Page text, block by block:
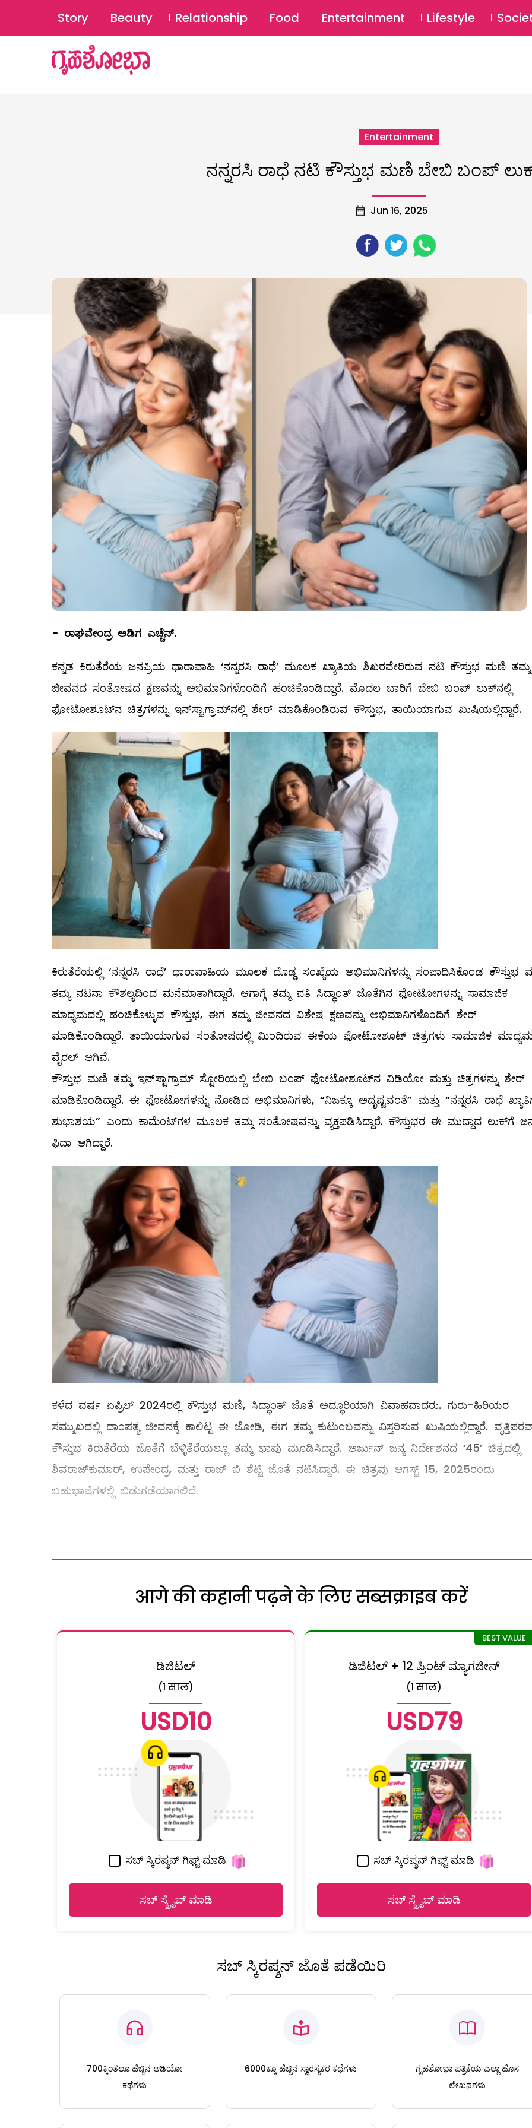
Story Beauty Relationship Food Entertainment Lifestyle
Entertainment
ನನ್ನರಸಿ ರಾಧೆ ನಟಿ ಕೌಸ್ತುಭ ಮಣಿ ಬೇಬಿ ಬಂಪ್
Jun 16, 2025
- ರಾಘವೇಂದ್ರ ಅಡಿಗ ಎಚ್ಚೆನ್.
ಕನ್ನಡ ಕಿರುತೆರೆಯ ಜನಪ್ರಿಯ ಧಾರಾವಾಹಿ ‘ನನ್ನರಸಿ ರಾಧೆ’ ಮೂಲಕ ಖ್ಯಾತಿಯ ಶಿಖರವೇರಿರುವ ನಟಿ ಕೌಸ್ತುಭ ಮಣಿ ತಮ್ಮ
ಜೀವನದ ಸಂತೋಷದ ಕ್ಷಣವನ್ನು ಅಭಿಮಾನಿಗಳೊಂದಿಗೆ ಹಂಚಿಕೊಂಡಿದ್ದಾರೆ. ಮೊದಲ ಬಾರಿಗೆ ಬೇಬಿ ಬಂಪ್ ಲುಕ್‌ನಲ್ಲಿ
ಫೋಟೋಶೂಟ್‌ನ ಚಿತ್ರಗಳನ್ನು ಇನ್‌ಸ್ಟಾಗ್ರಾಮ್‌ನಲ್ಲಿ ಶೇರ್ ಮಾಡಿಕೊಂಡಿರುವ ಕೌಸ್ತುಭ, ತಾಯಿಯಾಗುವ ಖುಷಿಯಲ್ಲಿದ್ದಾರೆ.
ಕಿರುತೆರೆಯಲ್ಲಿ ‘ನನ್ನರಸಿ ರಾಧೆ’ ಧಾರಾವಾಹಿಯ ಮೂಲಕ ದೊಡ್ಡ ಸಂಖ್ಯೆಯ ಅಭಿಮಾನಿಗಳನ್ನು ಸಂಪಾದಿಸಿಕೊಂಡ ಕೌಸ್ತುಭ
ತಮ್ಮ ನಟನಾ ಕೌಶಲ್ಯದಿಂದ ಮನೆಮಾತಾಗಿದ್ದಾರೆ. ಆಗಾಗ್ಗೆ ತಮ್ಮ ಪತಿ ಸಿದ್ಧಾಂತ್ ಜೊತೆಗಿನ ಫೋಟೋಗಳನ್ನು ಸಾಮಾಜಿಕ
ಮಾಧ್ಯಮದಲ್ಲಿ ಹಂಚಿಕೊಳ್ಳುವ ಕೌಸ್ತುಭ, ಈಗ ತಮ್ಮ ಜೀವನದ ವಿಶೇಷ ಕ್ಷಣವನ್ನು ಅಭಿಮಾನಿಗಳೊಂದಿಗೆ ಶೇರ್
ಮಾಡಿಕೊಂಡಿದ್ದಾರೆ. ತಾಯಿಯಾಗುವ ಸಂತೋಷದಲ್ಲಿ ಮಿಂದಿರುವ ಈಕೆಯ ಫೋಟೋಶೂಟ್ ಚಿತ್ರಗಳು ಸಾಮಾಜಿಕ
ವೈರಲ್ ಆಗಿವೆ.
ಕೌಸ್ತುಭ ಮಣಿ ತಮ್ಮ ಇನ್‌ಸ್ಟಾಗ್ರಾಮ್ ಸ್ಟೋರಿಯಲ್ಲಿ ಬೇಬಿ ಬಂಪ್ ಫೋಟೋಶೂಟ್‌ನ ವಿಡಿಯೋ ಮತ್ತು ಚಿತ್ರಗಳನ್ನು ಶೇರ್
ಮಾಡಿಕೊಂಡಿದ್ದಾರೆ. ಈ ಫೋಟೋಗಳನ್ನು ನೋಡಿದ ಅಭಿಮಾನಿಗಳು, “ನಿಜಕ್ಕೂ ಅದೃಷ್ಟವಂತೆ” ಮತ್ತು “ನನ್ನರಸಿ ರಾಧೆ
ಶುಭಾಶಯ” ಎಂದು ಕಾಮೆಂಟ್‌ಗಳ ಮೂಲಕ ತಮ್ಮ ಸಂತೋಷವನ್ನು ವ್ಯಕ್ತಪಡಿಸಿದ್ದಾರೆ. ಕೌಸ್ತುಭರ ಈ ಮುದ್ದಾದ ಲುಕ್‌ಗೆ
ಫಿದಾ ಆಗಿದ್ದಾರೆ.
ಕಳೆದ ವರ್ಷ ಏಪ್ರಿಲ್ 2024ರಲ್ಲಿ ಕೌಸ್ತುಭ ಮಣಿ, ಸಿದ್ಧಾಂತ್ ಜೊತೆ ಅದ್ಧೂರಿಯಾಗಿ ವಿವಾಹವಾದರು. ಗುರು-ಹಿರಿಯರ
ಸಮ್ಮುಖದಲ್ಲಿ ದಾಂಪತ್ಯ ಜೀವನಕ್ಕೆ ಕಾಲಿಟ್ಟ ಈ ಜೋಡಿ, ಈಗ ತಮ್ಮ ಕುಟುಂಬವನ್ನು ವಿಸ್ತರಿಸುವ ಖುಷಿಯಲ್ಲಿದ್ದಾರೆ.
ಕೌಸ್ತುಭ ಕಿರುತೆರೆಯ ಜೊತೆಗೆ ಬೆಳ್ಳಿತೆರೆಯಲ್ಲೂ ತಮ್ಮ ಛಾಪು ಮೂಡಿಸಿದ್ದಾರೆ. ಅರ್ಜುನ್ ಜನ್ಯ ನಿರ್ದೇಶನದ ‘45’ ಚಿತ್ರದಲ್ಲಿ
ಶಿವರಾಜ್‌ಕುಮಾರ್, ಉಪೇಂದ್ರ, ಮತ್ತು ರಾಜ್ ಬಿ ಶೆಟ್ಟಿ ಜೊತೆ ನಟಿಸಿದ್ದಾರೆ. ಈ ಚಿತ್ರವು ಆಗಸ್ಟ್ 15, 2025ರಂದು
ಬಹುಭಾಷೆಗಳಲ್ಲಿ ಬಿಡುಗಡೆಯಾಗಲಿದೆ.
आगे की कहानी पढ़ने के लिए सब्सक्राइब करें
ಡಿಜಿಟಲ್
(1 साल)
USD10
ಸಬ್ ಸ್ಕಿರಪ್ಶನ್ ಗಿಫ್ಟ್ ಮಾಡಿ
ಸಬ್ ಸ್ಕ್ರೈಬ್ ಮಾಡಿ
ಡಿಜಿಟಲ್ + 12 ಪ್ರಿಂಟ್ ಮ್ಯಾಗಜೀನ್
(1 साल)
USD79
ಸಬ್ ಸ್ಕಿರಪ್ಶನ್ ಗಿಫ್ಟ್ ಮಾಡಿ
ಸಬ್ ಸ್ಕ್ರೈಬ್ ಮಾಡಿ
ಸಬ್ ಸ್ಕಿರಪ್ಶನ್ ಜೊತೆ ಪಡೆಯಿರಿ
700ಕ್ಕಿಂತಲೂ ಹೆಚ್ಚಿನ ಆಡಿಯೋ
ಕಥೆಗಳು
6000ಕ್ಕೂ ಹೆಚ್ಚಿನ ಸ್ವಾರಸ್ಯಕರ ಕಥೆಗಳು
ಗೃಹಶೋಭಾ ಪತ್ರಿಕೆಯ ಎಲ್ಲಾ ಹೊಸ
ಲೇಖನಗಳು